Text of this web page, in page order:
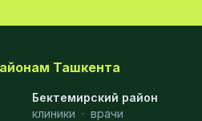
Ташкента
Бектемирский район
клиники · врачи